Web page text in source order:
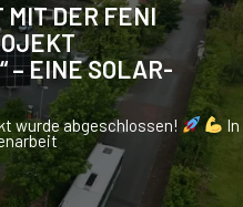
MIT DER FENI
– EINE SOLAR-
wurde abgeschlossen!
In